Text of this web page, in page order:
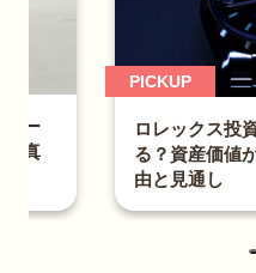
い理
PICKUP
オメガ スピー
値上がりが続
トも解説